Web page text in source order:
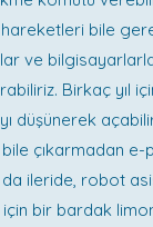
bile
ve
Birkaç yıl
düşünerek açabilir
çıkarmadan e-
ileride, robot
için bir bardak